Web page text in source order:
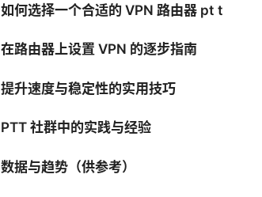
如何选择一个合适的 VPN 路由器 pt t
在路由器上设置 VPN 的逐步指南
提升速度与稳定性的实用技巧
PTT 社群中的实践与经验
数据与趋势（供参考）